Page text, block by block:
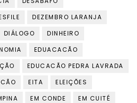
DEZEMBRO LARANJA
DIÁLOGO
DINHEIRO
EDUACACÃO
EDUCACÃO PEDRA LAVRADA
EITA
ELEIÇÕES
EM CONDE
EM CUITÉ